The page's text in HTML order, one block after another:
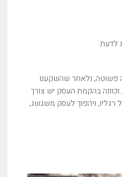
לדעת
ולאחר שהשקענו
בהקמת העסק יש צורך
רגליו, ויהפוך לעסק משגשג,